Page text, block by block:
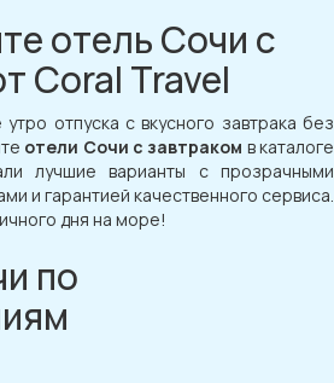
отель Сочи с
Coral Travel
отпуска с вкусного завтрака без
отели Сочи с завтраком в каталоге
лучшие варианты с прозрачными
и гарантией качественного сервиса.
дня на море!
по